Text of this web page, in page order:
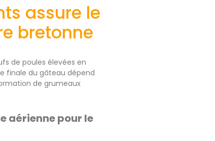
assure le
bretonne
de poules élevées en
finale du gâteau dépend
de grumeaux
aérienne pour le